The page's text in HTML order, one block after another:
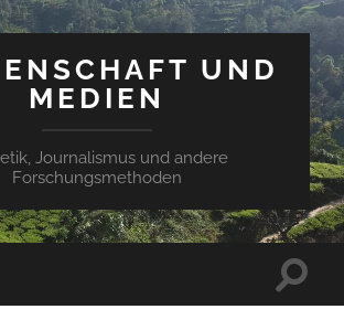
UND
MEDIEN
Journalismus und andere
Forschungsmethoden